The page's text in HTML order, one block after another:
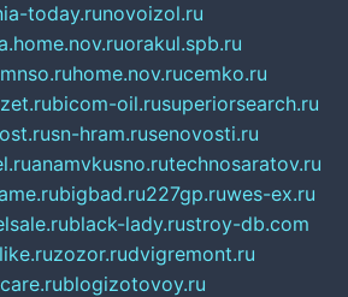
today.runovoizol.ru
orakul.spb.ru
mnso.ruhome.nov.rucemko.ru
bicom-oil.rusuperiorsearch.ru
sn-hram.rusenovosti.ru
anamvkusno.rutechnosaratov.ru
bigbad.ru227gp.ruwes-ex.ru
black-lady.rustroy-db.com
zozor.rudvigremont.ru
blogizotovoy.ru